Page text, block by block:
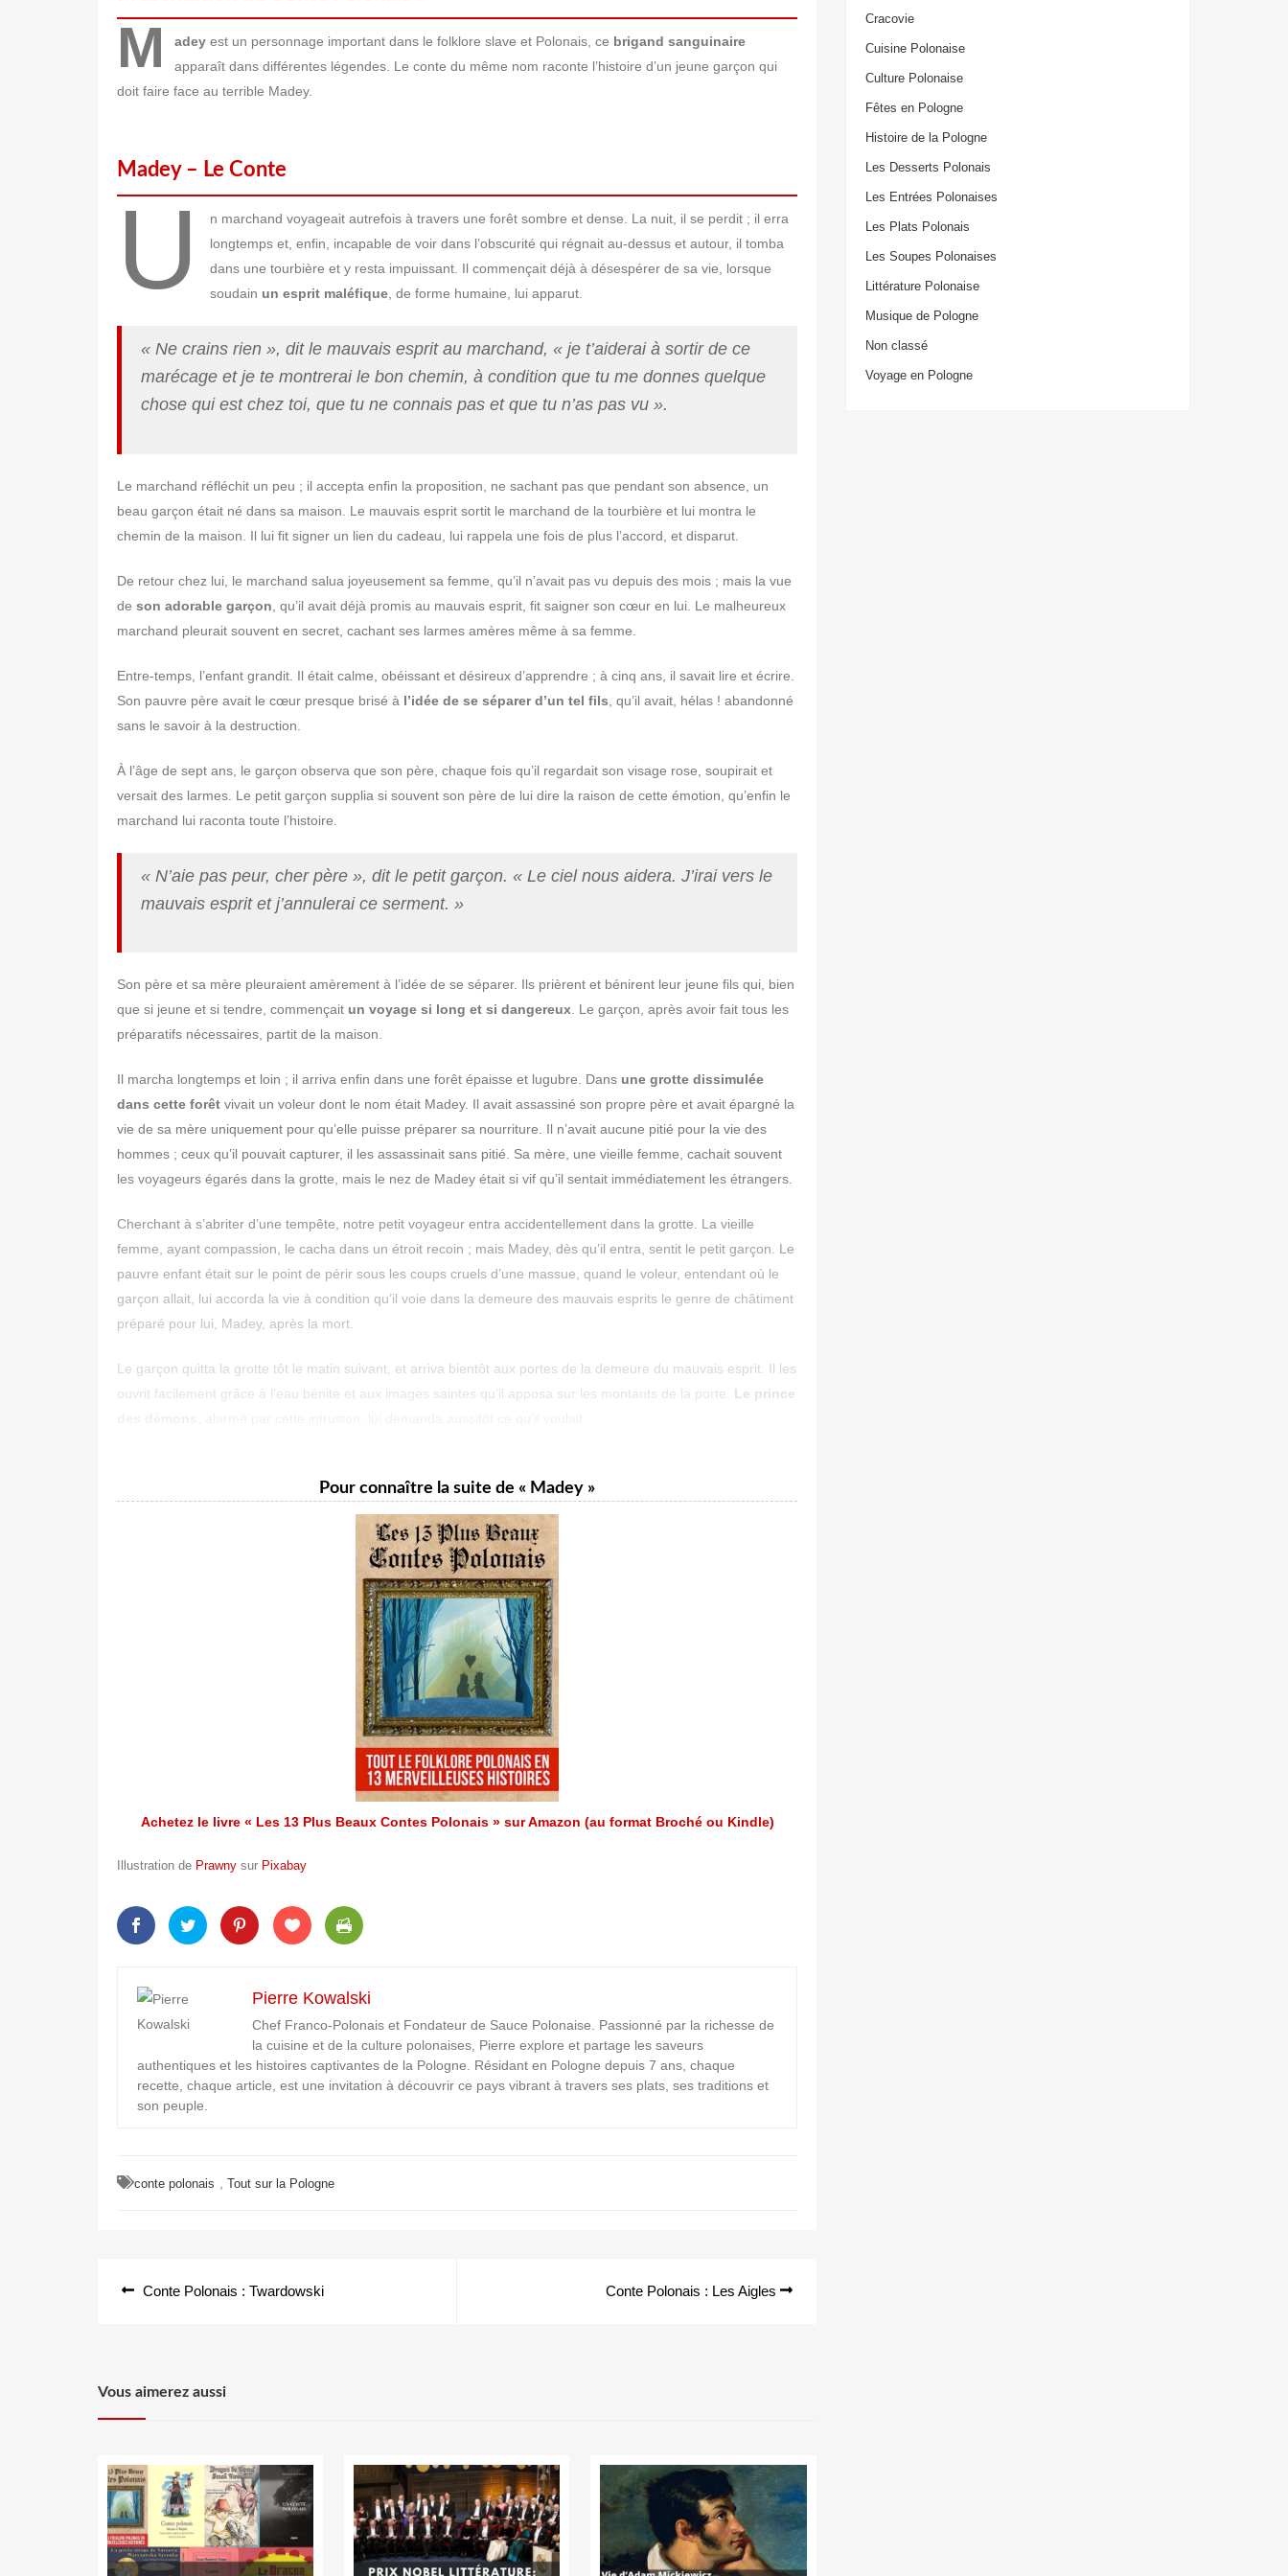
M adey est un personnage important dans le folklore slave et Polonais, ce brigand sanguinaire
apparaît dans différentes légendes. Le conte du même nom raconte l’histoire d’un jeune garçon qui
doit faire face au terrible Madey.
Madey – Le Conte
U
n marchand voyageait autrefois à travers une forêt sombre et dense. La nuit, il se perdit ; il erra
longtemps et, enfin, incapable de voir dans l’obscurité qui régnait au-dessus et autour, il tomba
dans une tourbière et y resta impuissant. Il commençait déjà à désespérer de sa vie, lorsque
soudain un esprit maléfique, de forme humaine, lui apparut.
« Ne crains rien », dit le mauvais esprit au marchand, « je t’aiderai à sortir de ce
marécage et je te montrerai le bon chemin, à condition que tu me donnes quelque
chose qui est chez toi, que tu ne connais pas et que tu n’as pas vu ».
Le marchand réfléchit un peu ; il accepta enfin la proposition, ne sachant pas que pendant son absence, un
beau garçon était né dans sa maison. Le mauvais esprit sortit le marchand de la tourbière et lui montra le
chemin de la maison. Il lui fit signer un lien du cadeau, lui rappela une fois de plus l’accord, et disparut.
De retour chez lui, le marchand salua joyeusement sa femme, qu’il n’avait pas vu depuis des mois ; mais la vue
de son adorable garçon , qu’il avait déjà promis au mauvais esprit, fit saigner son cœur en lui. Le malheureux
marchand pleurait souvent en secret, cachant ses larmes amères même à sa femme.
Entre-temps, l’enfant grandit. Il était calme, obéissant et désireux d’apprendre ; à cinq ans, il savait lire et écrire.
Son pauvre père avait le cœur presque brisé à l’idée de se séparer d’un tel fils , qu’il avait, hélas ! abandonné
sans le savoir à la destruction.
À l’âge de sept ans, le garçon observa que son père, chaque fois qu’il regardait son visage rose, soupirait et
versait des larmes. Le petit garçon supplia si souvent son père de lui dire la raison de cette émotion, qu’enfin le
marchand lui raconta toute l’histoire.
« N’aie pas peur, cher père », dit le petit garçon. « Le ciel nous aidera. J’irai vers le
mauvais esprit et j’annulerai ce serment. »
Son père et sa mère pleuraient amèrement à l’idée de se séparer. Ils prièrent et bénirent leur jeune fils qui, bien
que si jeune et si tendre, commençait un voyage si long et si dangereux . Le garçon, après avoir fait tous les
préparatifs nécessaires, partit de la maison.
Il marcha longtemps et loin ; il arriva enfin dans une forêt épaisse et lugubre. Dans une grotte dissimulée
dans cette forêt vivait un voleur dont le nom était Madey. Il avait assassiné son propre père et avait épargné la
vie de sa mère uniquement pour qu’elle puisse préparer sa nourriture. Il n’avait aucune pitié pour la vie des
hommes ; ceux qu’il pouvait capturer, il les assassinait sans pitié. Sa mère, une vieille femme, cachait souvent
les voyageurs égarés dans la grotte, mais le nez de Madey était si vif qu’il sentait immédiatement les étrangers.
Cherchant à s’abriter d’une tempête, notre petit voyageur entra accidentellement dans la grotte. La vieille
femme, ayant compassion, le cacha dans un étroit recoin ; mais Madey, dès qu’il entra, sentit le petit garçon. Le
pauvre enfant était sur le point de périr sous les coups cruels d’une massue, quand le voleur, entendant où le
garçon allait, lui accorda la vie à condition qu’il voie dans la demeure des mauvais esprits le genre de châtiment
préparé pour lui, Madey, après la mort.
Le garçon quitta la grotte tôt le matin suivant, et arriva bientôt aux portes de la demeure du mauvais esprit. Il les
ouvrit facilement grâce à l’eau bénite et aux images saintes qu’il apposa sur les montants de la porte. Le prince
Pour connaître la suite de « Madey »
Achetez le livre « Les 13 Plus Beaux Contes Polonais » sur Amazon (au format Broché ou Kindle)
Illustration de Prawny sur Pixabay
Pierre Kowalski
Chef Franco-Polonais et Fondateur de Sauce Polonaise. Passionné par la richesse de
la cuisine et de la culture polonaises, Pierre explore et partage les saveurs
authentiques et les histoires captivantes de la Pologne. Résidant en Pologne depuis 7 ans, chaque
recette, chaque article, est une invitation à découvrir ce pays vibrant à travers ses plats, ses traditions et
son peuple.
conte polonais Tout sur la Pologne
Conte Polonais : Twardowski Conte Polonais : Les Aigles
Vous aimerez aussi
Cracovie
Cuisine Polonaise
Culture Polonaise
Fêtes en Pologne
Histoire de la Pologne
Les Desserts Polonais
Les Entrées Polonaises
Les Plats Polonais
Les Soupes Polonaises
Littérature Polonaise
Musique de Pologne
Non classé
Voyage en Pologne